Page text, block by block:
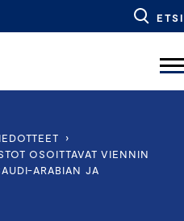
ETSI
›
OSOITTAVAT VIENNIN
ARABIAN JA